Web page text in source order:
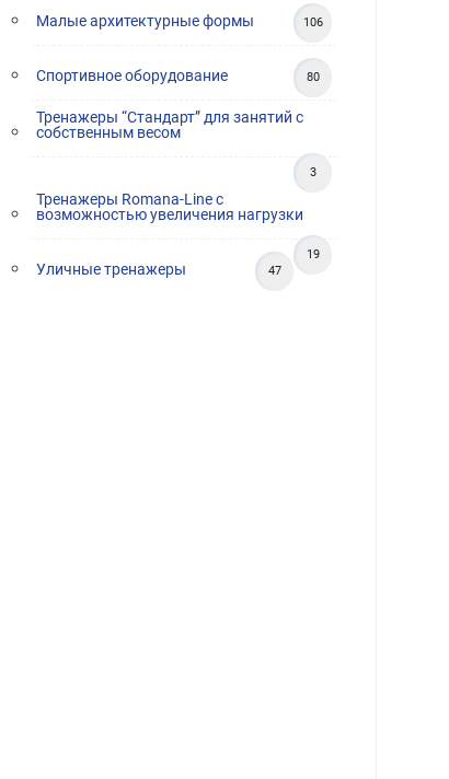
Малые архитектурные формы 106
Спортивное оборудование 80
Тренажеры “Стандарт” для занятий с
собственным весом
3
Тренажеры Romana-Line с
возможностью увеличения нагрузки
19
Уличные тренажеры 47